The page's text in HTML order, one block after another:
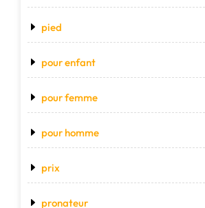
pied
pour enfant
pour femme
pour homme
prix
pronateur